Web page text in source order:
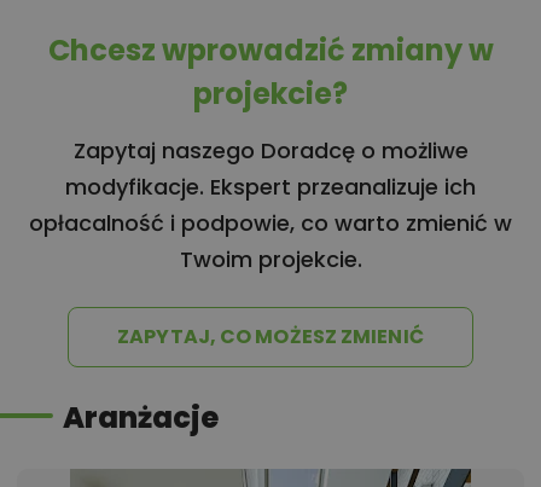
Chcesz wprowadzić zmiany w
projekcie?
Zapytaj naszego Doradcę o możliwe
modyfikacje. Ekspert przeanalizuje ich
opłacalność i podpowie, co warto zmienić w
Twoim projekcie.
ZAPYTAJ, CO MOŻESZ ZMIENIĆ
Aranżacje